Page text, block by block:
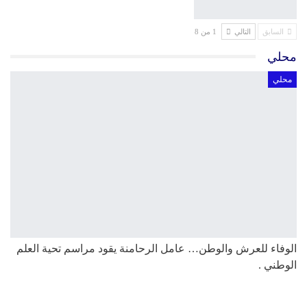
السابق التالي 1 من 8
محلي
محلي
الوفاء للعرش والوطن… عامل الرحامنة يقود مراسم تحية العلم
الوطني .